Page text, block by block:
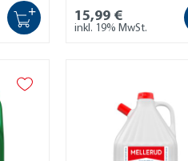
+ 15,99 €
inkl. 19% MwSt.